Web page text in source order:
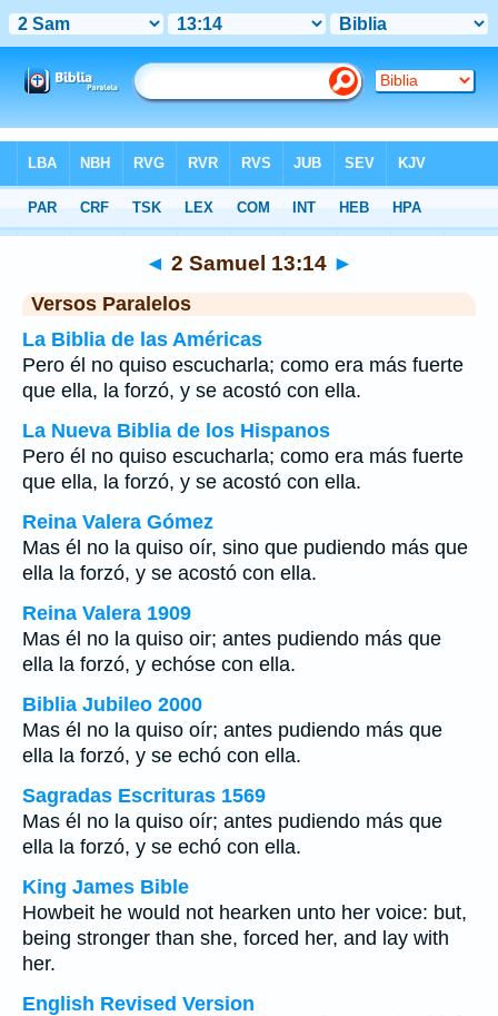
>2 Samuel Capítulo 13 > Verso 14
◄ 2 Samuel 13:14 ►
Versos Paralelos
La Biblia de las Américas
Pero él no quiso escucharla; como era más fuerte
que ella, la forzó, y se acostó con ella.
La Nueva Biblia de los Hispanos
Pero él no quiso escucharla; como era más fuerte
que ella, la forzó, y se acostó con ella.
Reina Valera Gómez
Mas él no la quiso oír, sino que pudiendo más que
ella la forzó, y se acostó con ella.
Reina Valera 1909
Mas él no la quiso oir; antes pudiendo más que
ella la forzó, y echóse con ella.
Biblia Jubileo 2000
Mas él no la quiso oír; antes pudiendo más que
ella la forzó, y se echó con ella.
Sagradas Escrituras 1569
Mas él no la quiso oír; antes pudiendo más que
ella la forzó, y se echó con ella.
King James Bible
Howbeit he would not hearken unto her voice: but,
being stronger than she, forced her, and lay with
her.
English Revised Version